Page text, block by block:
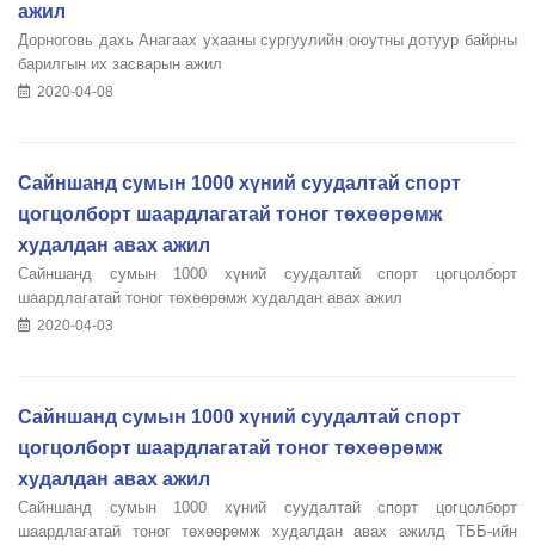
ажил
Дорноговь дахь Анагаах ухааны сургуулийн оюутны дотуур байрны
барилгын их засварын ажил
2020-04-08
Сайншанд сумын 1000 хүний суудалтай спорт
цогцолборт шаардлагатай тоног төхөөрөмж
худалдан авах ажил
Сайншанд сумын 1000 хүний суудалтай спорт цогцолборт
шаардлагатай тоног төхөөрөмж худалдан авах ажил
2020-04-03
Сайншанд сумын 1000 хүний суудалтай спорт
цогцолборт шаардлагатай тоног төхөөрөмж
худалдан авах ажил
Сайншанд сумын 1000 хүний суудалтай спорт цогцолборт
шаардлагатай тоног төхөөрөмж худалдан авах ажилд ТББ-ийн